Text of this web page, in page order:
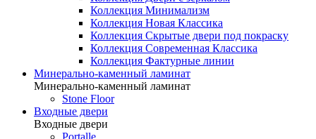
Коллекция Минимализм
Коллекция Новая Классика
Коллекция Скрытые двери под покраску
Коллекция Современная Классика
Коллекция Фактурные линии
Минерально-каменный ламинат
Минерально-каменный ламинат
Stone Floor
Входные двери
Входные двери
Portalle